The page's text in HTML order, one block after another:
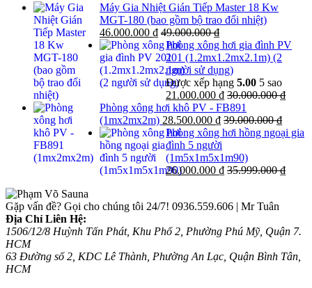
Máy Gia Nhiệt Gián Tiếp Master 18 Kw
MGT-180 (bao gồm bộ trao đổi nhiệt)
46.000.000 ₫ 49.000.000₫
Phòng xông hơi gia đình PV
201 (1.2mx1.2mx2.1m) (2
người sử dụng)
Được xếp hạng 5.00 5 sao
21.000.000 ₫ 30.000.000₫
Phòng xông hơi khô PV - FB891
(1mx2mx2m) 28.500.000 ₫ 39.000.000₫
Phòng xông hơi hồng ngoại gia
đình 5 người
(1m5x1m5x1m90)
26.000.000 ₫ 35.999.000₫
Gặp vấn đề? Gọi cho chúng tôi 24/7! 0936.559.606 | Mr Tuân
Địa Chỉ Liên Hệ:
1506/12/8 Huỳnh Tấn Phát, Khu Phố 2, Phường Phú Mỹ, Quận 7.
HCM
63 Đường số 2, KDC Lê Thành, Phường An Lạc, Quận Bình Tân,
HCM